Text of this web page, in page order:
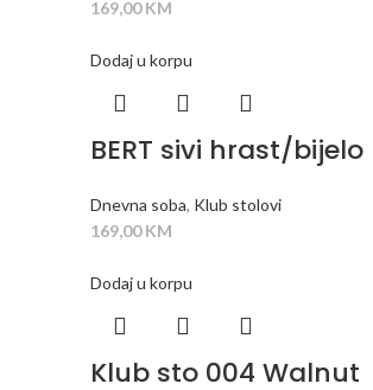
169,00KM
Dodaj u korpu
BERT sivi hrast/bijelo
Dnevna soba, Klub stolovi
169,00KM
Dodaj u korpu
Klub sto 004 Walnut